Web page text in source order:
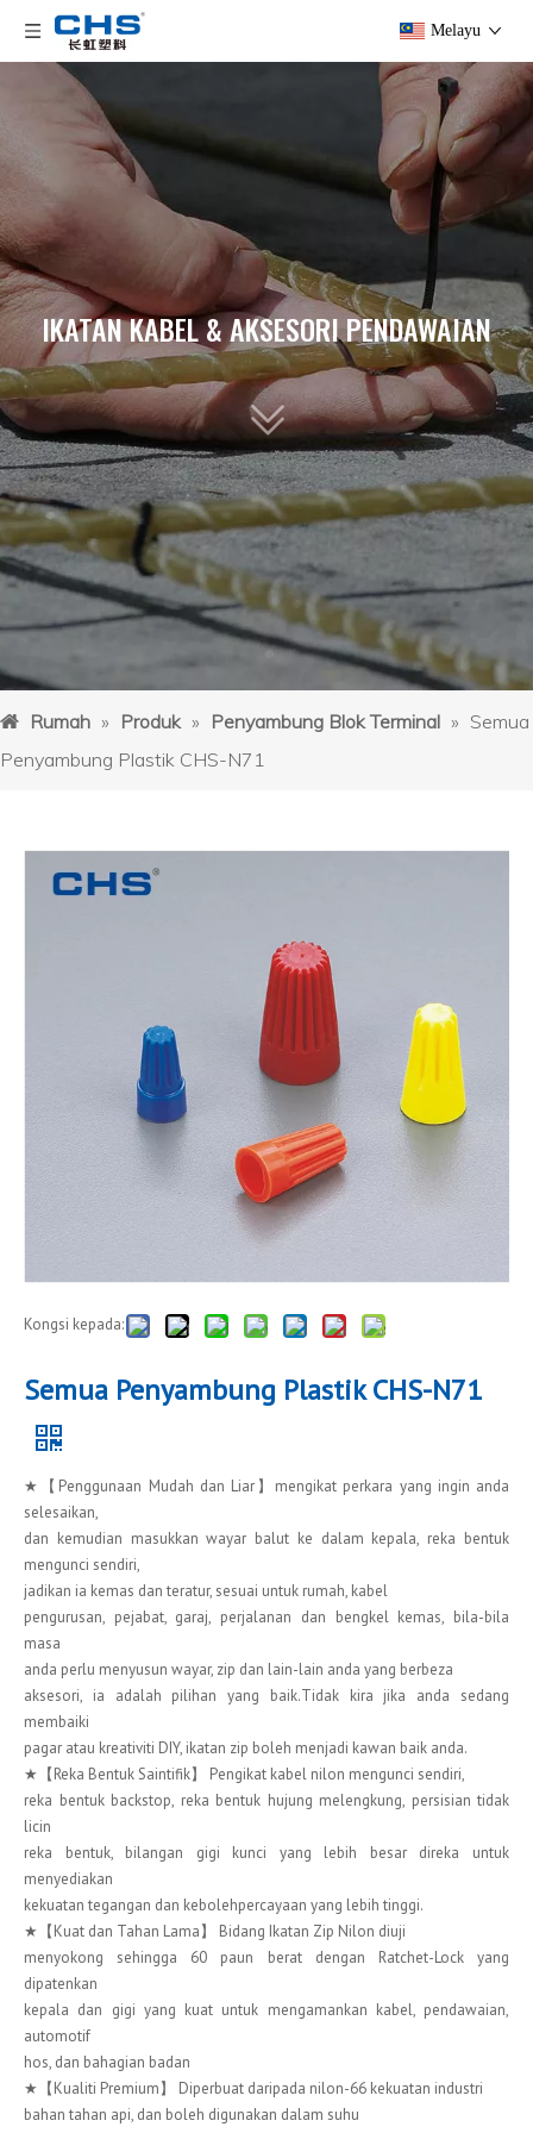
Melayu
IKATAN KABEL & AKSESORI PENDAWAIAN
Rumah » Produk » Penyambung Blok Terminal » Semua
Penyambung Plastik CHS-N71
Kongsi kepada:
Semua Penyambung Plastik CHS-N71
★【Penggunaan Mudah dan Liar】mengikat perkara yang ingin anda
selesaikan,
dan kemudian masukkan wayar balut ke dalam kepala, reka bentuk
mengunci sendiri,
jadikan ia kemas dan teratur, sesuai untuk rumah, kabel
pengurusan, pejabat, garaj, perjalanan dan bengkel kemas, bila-bila
masa
anda perlu menyusun wayar, zip dan lain-lain anda yang berbeza
aksesori, ia adalah pilihan yang baik.Tidak kira jika anda sedang
membaiki
pagar atau kreativiti DIY, ikatan zip boleh menjadi kawan baik anda.
★【Reka Bentuk Saintifik】 Pengikat kabel nilon mengunci sendiri,
reka bentuk backstop, reka bentuk hujung melengkung, persisian tidak
licin
reka bentuk, bilangan gigi kunci yang lebih besar direka untuk
menyediakan
kekuatan tegangan dan kebolehpercayaan yang lebih tinggi.
★【Kuat dan Tahan Lama】 Bidang Ikatan Zip Nilon diuji
menyokong sehingga 60 paun berat dengan Ratchet-Lock yang
dipatenkan
kepala dan gigi yang kuat untuk mengamankan kabel, pendawaian,
automotif
hos, dan bahagian badan
★【Kualiti Premium】 Diperbuat daripada nilon-66 kekuatan industri
bahan tahan api, dan boleh digunakan dalam suhu